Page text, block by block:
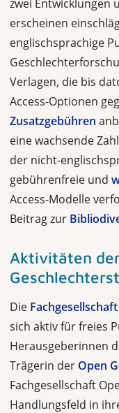
zwei Entwicklungen
erscheinen
englischsprachige
Verlagen, die bis
Access-Optionen
Zusatzgebühren
eine wachsende
der nicht-
gebührenfreie und
Access-Modelle
Beitrag zur
Aktivitäten
Die
sich aktiv für freies
Herausgeberinnen
Trägerin der Open
Fachgesellschaft
Handlungsfeld in